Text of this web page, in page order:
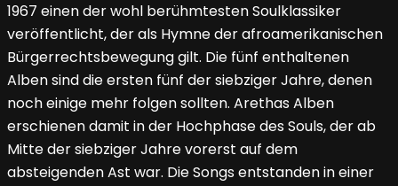
1967 einen der wohl berühmtesten Soulklassiker
veröffentlicht, der als Hymne der afroamerikanischen
Bürgerrechtsbewegung gilt. Die fünf enthaltenen
Alben sind die ersten fünf der siebziger Jahre, denen
noch einige mehr folgen sollten. Arethas Alben
erschienen damit in der Hochphase des Souls, der ab
Mitte der siebziger Jahre vorerst auf dem
absteigenden Ast war. Die Songs entstanden in einer